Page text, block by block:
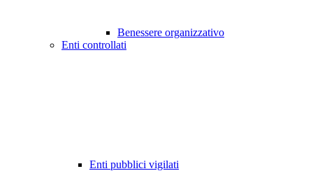
Benessere organizzativo
Enti controllati
Enti pubblici vigilati